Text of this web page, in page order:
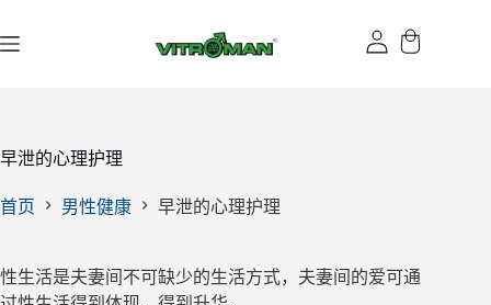
过
早泄的心理护理
首页 男性健康 早泄的心理护理
性生活是夫妻间不可缺少的生活方式，夫妻间的爱可通